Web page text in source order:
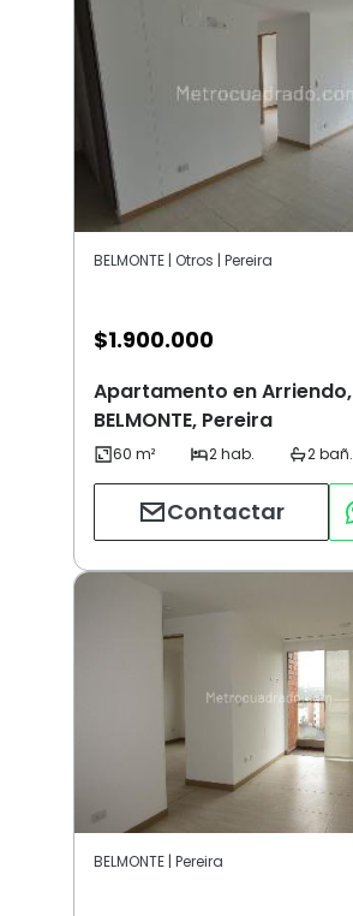
BELMONTE | Otros | Pereira
$1.900.000
Apartamento en Arriendo,
BELMONTE, Pereira
Contactar
BELMONTE | Pereira